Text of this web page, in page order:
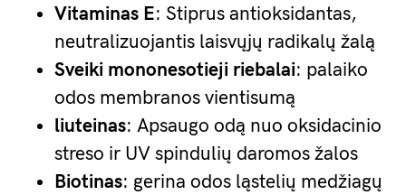
Vitaminas E: Stiprus antioksidantas,
neutralizuojantis laisvųjų radikalų žalą
Sveiki mononesotieji riebalai: palaiko
odos membranos vientisumą
liuteinas: Apsaugo odą nuo oksidacinio
streso ir UV spindulių daromos žalos
Biotinas: gerina odos ląstelių medžiagų